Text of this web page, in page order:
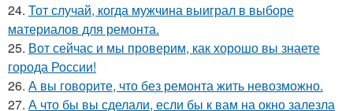
24. Тот случай, когда мужчина выиграл в выборе
материалов для ремонта.
25. Вот сейчас и мы проверим, как хорошо вы знаете
города России!
26. А вы говорите, что без ремонта жить невозможно.
27. А что бы вы сделали, если бы к вам на окно залезла